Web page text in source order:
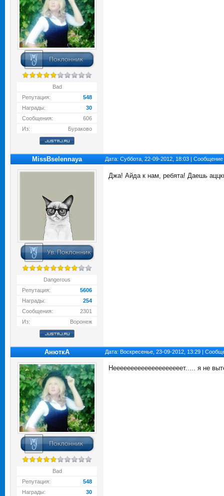
Bad
Репутация:
548
Награды:
30
Сообщения:
606
Из:
Бураково
MissBselennaya Дата: Суббота, 22-09-2012, 18:03 |
Dangerous
Репутация:
5606
Награды:
254
Сообщения:
2301
Из:
Воронеж
Джа! Айда к нам, ребята! Даешь
АнюткA Дата: Воскресенье, 23-09-2012, 13:29 |
Bad
Репутация:
548
Награды:
30
Неееееееееееееееееееет..... я не